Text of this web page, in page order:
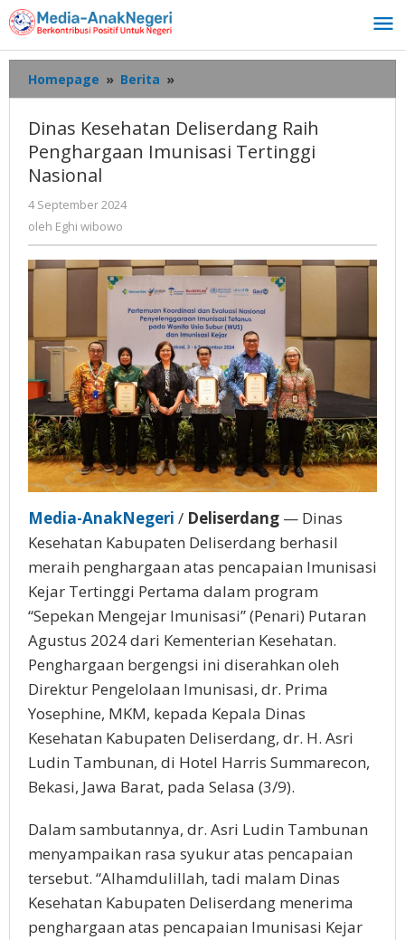
Lewati
ke
konten
Homepage » Berita »
Kesehatan
Raih
Penghargaan
Dinas Kesehatan Deliserdang Raih
Penghargaan Imunisasi Tertinggi
Nasional
4 September 2024
oleh Eghi wibowo
Media-AnakNegeri / Deliserdang — Dinas
Kesehatan Kabupaten Deliserdang berhasil
meraih penghargaan atas pencapaian Imunisasi
Kejar Tertinggi Pertama dalam program
“Sepekan Mengejar Imunisasi” (Penari) Putaran
Agustus 2024 dari Kementerian Kesehatan.
Penghargaan bergengsi ini diserahkan oleh
Direktur Pengelolaan Imunisasi, dr. Prima
Yosephine, MKM, kepada Kepala Dinas
Kesehatan Kabupaten Deliserdang, dr. H. Asri
Ludin Tambunan, di Hotel Harris Summarecon,
Bekasi, Jawa Barat, pada Selasa (3/9).
Dalam sambutannya, dr. Asri Ludin Tambunan
menyampaikan rasa syukur atas pencapaian
tersebut. “Alhamdulillah, tadi malam Dinas
Kesehatan Kabupaten Deliserdang menerima
penghargaan atas pencapaian Imunisasi Kejar